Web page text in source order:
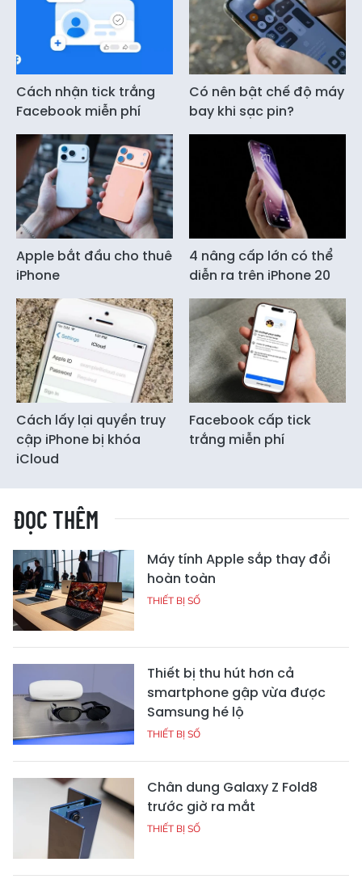
Cách nhận tick trắng
Facebook miễn phí
Có nên bật chế độ máy
bay khi sạc pin?
Apple bắt đầu cho thuê
iPhone
4 nâng cấp lớn có thể
diễn ra trên iPhone 20
Cách lấy lại quyền truy
cập iPhone bị khóa
iCloud
Facebook cấp tick
trắng miễn phí
ĐỌC THÊM
Máy tính Apple sắp thay đổi
hoàn toàn
THIẾT BỊ SỐ
Thiết bị thu hút hơn cả
smartphone gập vừa được
Samsung hé lộ
THIẾT BỊ SỐ
Chân dung Galaxy Z Fold8
trước giờ ra mắt
THIẾT BỊ SỐ